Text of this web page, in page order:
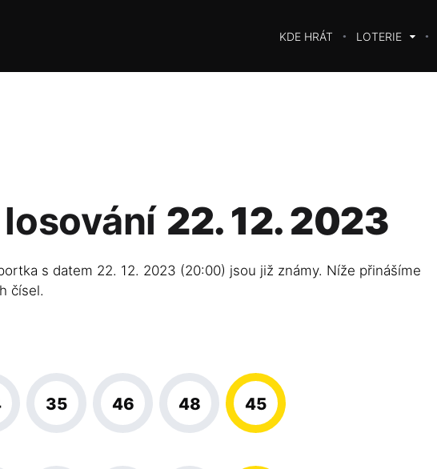
KDE HRÁT LOTERIE
22. 12. 2023
s datem 22. 12. 2023 (20:00) jsou již známy. Níže přinášíme
čísel.
35 46 48 45